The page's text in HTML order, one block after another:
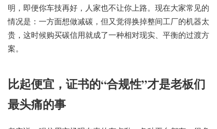
明，即便你车技再好，人家也不让你上路。现在大家常见的
情况是：一方面想做减碳，但又觉得换掉整间工厂的机器太
贵，这时候购买碳信用就成了一种相对现实、平衡的过渡方
案。
比起便宜，证书的“合规性”才是老板们
最头痛的事